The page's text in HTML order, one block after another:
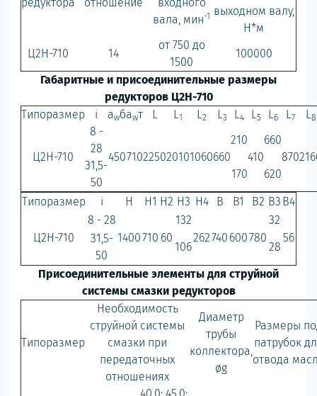
вала, мин-1 выходном валу,
Н*м
Ц2Н-710
14
от 750 до
1500
100000
Габаритные и присоединительные размеры
редукторов Ц2Н-710
Типоразмер
i awбawт L L 1 L 2 L 3 L 4 L 5 L 6 L 7 L 8
Ц2Н-710
8 -
28
450710225020101060660
210
410
660
870
31,5-
50
170 620
Типоразмер i H H1 H2 H3 H4 B B1 B2 B3 B4
Ц2Н-710
8 - 28
1400710 60
132
262740 600780
32
56
31,5-
50
106
28
Присоединительные элементы для струйной
системы смазки редукторов
Типоразмер
Необходимость
струйной системы
смазки при
передаточных
отношениях
Диаметр
трубы
коллектора,
øg
Размеры
патрубок
отвода
40,0; 45,0;